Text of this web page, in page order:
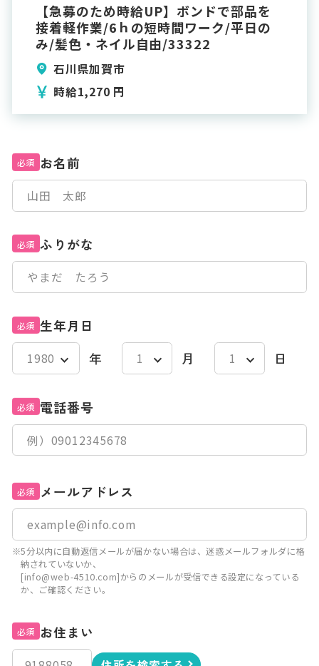
【急募のため時給UP】ボンドで部品を
接着軽作業/6ｈの短時間ワーク/平日の
み/髪色・ネイル自由/33322
石川県加賀市
時給1,270 円
必須 お名前
必須 ふりがな
必須 生年月日
年
月 日
必須 電話番号
必須 メールアドレス
※5分以内に自動返信メールが届かない場合は、迷惑メールフォルダに格
納されていないか、
[info@web-4510.com]からのメールが受信できる設定になっている
か、ご確認ください。
必須 お住まい